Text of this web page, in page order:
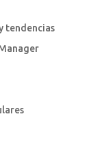
tendencias